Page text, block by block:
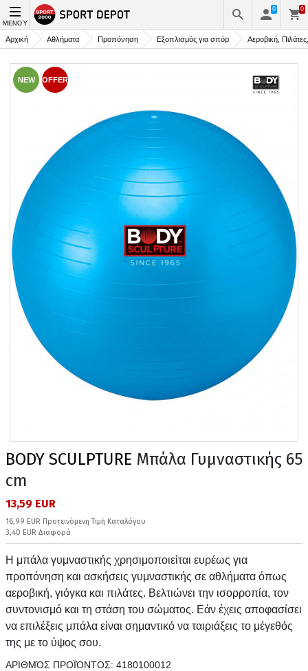
ΜΕΝΟΎ
0 0
Αρχική Αθλήματα Προπόνηση Εξοπλισμός για σπόρ Αεροβική,
NEW OFFER
BODY SCULPTURE Μπάλα Γυμναστικής 65
cm
13,59 EUR
16,99 EUR Προτεινόμενη Τιμή Καταλόγου
3,40 EUR Διαφορά
Η μπάλα γυμναστικής χρησιμοποιείται ευρέως για
προπόνηση και ασκήσεις γυμναστικής σε αθλήματα όπως
αεροβική, γιόγκα και πιλάτες. Βελτιώνει την ισορροπία, τον
συντονισμό και τη στάση του σώματος. Εάν έχεις αποφασίσει
να επιλέξεις μπάλα είναι σημαντικό να ταιριάξεις το μέγεθός
της με το ύψος σου.
ΑΡΙΘΜΌΣ ΠΡΟΪΌΝΤΟΣ: 4180100012